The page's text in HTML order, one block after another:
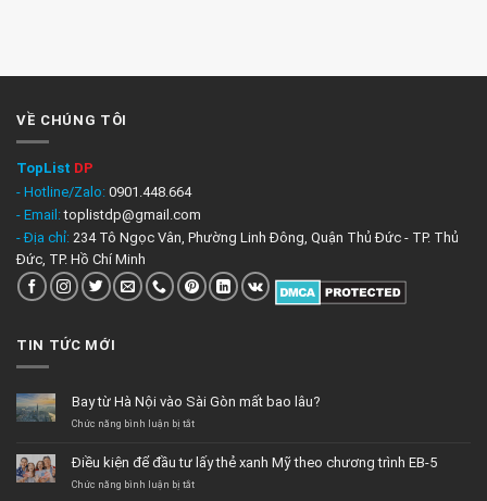
VỀ CHÚNG TÔI
TopList DP
- Hotline/Zalo: 0901.448.664
- Email:toplistdp@gmail.com
- Địa chỉ: 234 Tô Ngọc Vân, Phường Linh Đông, Quận Thủ Đức - TP. Thủ
Đức, TP. Hồ Chí Minh
TIN TỨC MỚI
Bay từ Hà Nội vào Sài Gòn mất bao lâu?
Chức năng bình luận bị tắtở
Hà
Nội
Điều kiện để đầu tư lấy thẻ xanh Mỹ theo chương trình EB-5
Chức năng bình luận bị tắtở